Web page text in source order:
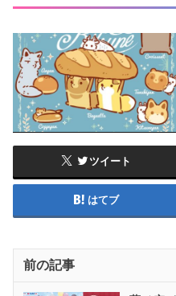
ツイート
はてブ
前の記事